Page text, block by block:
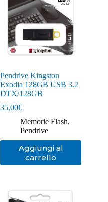
Pendrive Kingston
Exodia 128GB USB 3.2
DTX/128GB
35,00€
Memorie Flash,
Pendrive
Aggiungi al
carrello